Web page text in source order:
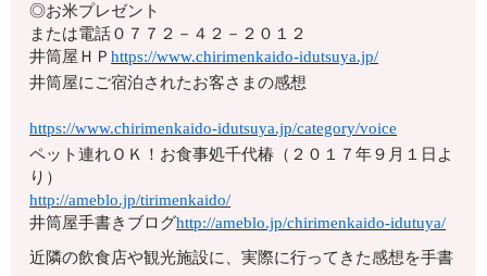
◎お米プレゼント
または電話０７７２－４２－２０１２
井筒屋ＨＰhttps://www.chirimenkaido-idutsuya.jp/
井筒屋にご宿泊されたお客さまの感想
https://www.chirimenkaido-idutsuya.jp/category/voice
ペット連れＯＫ！お食事処千代椿（２０１７年９月１日よ
り）
http://ameblo.jp/tirimenkaido/
井筒屋手書きブログhttp://ameblo.jp/chirimenkaido-idutuya/
近隣の飲食店や観光施設に、実際に行ってきた感想を手書